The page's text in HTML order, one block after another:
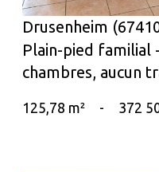
Drusenheim
Plain-pied familial
chambres, aucun
125,78 m² - 372